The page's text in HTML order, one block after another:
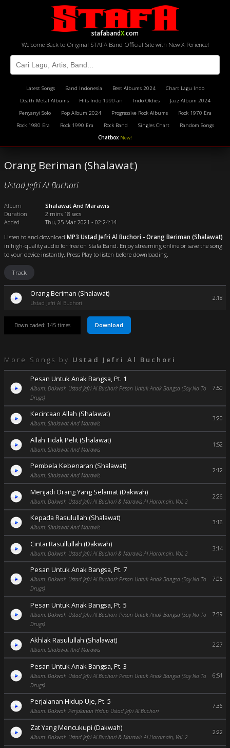
stafabandX.com
Welcome Back to Original STAFA Band Official Site with New X-Perience!
Latest Songs Band Indonesia Best Albums 2024
Chart Lagu Indo
Death Metal Albums
Hits Indo 1990-an Indo Oldies
Jazz Album 2024
Penyanyi Solo
Pop Album 2024 Progressive Rock Albums
Rock 1970 Era
Rock 1980 Era
Rock 1990 Era Rock Band Singles Chart
Random Songs
Chatbox New!
Orang Beriman (Shalawat)
Ustad Jefri Al Buchori
Album
Shalawat And Marawis
Duration
2 mins 18 secs
Added
Thu, 25 Mar 2021 - 02:24:14
Listen to and download MP3 Ustad Jefri Al Buchori - Orang Beriman (Shalawat)
in high-quality audio for free on Stafa Band. Enjoy streaming online or save the song
to your device instantly. Press Play to listen before downloading.
Track
Orang Beriman (Shalawat)
Ustad Jefri Al Buchori
2:18
Downloaded: 145 times Download
More Songs by Ustad Jefri Al Buchori
Pesan Untuk Anak Bangsa, Pt. 1
Album: Dakwah Ustad Jefri Al Buchori: Pesan Untuk Anak Bangsa (Say No To
Drugs)
7:50
Kecintaan Allah (Shalawat)
Album: Shalawat And Marawis
3:20
Allah Tidak Pelit (Shalawat)
Album: Shalawat And Marawis
1:52
Pembela Kebenaran (Shalawat)
Album: Shalawat And Marawis
2:12
Menjadi Orang Yang Selamat (Dakwah)
Album: Dakwah Ustad Jefri Al Buchori & Marawis Al Haromain, Vol. 2
2:26
Kepada Rasulullah (Shalawat)
Album: Shalawat And Marawis
3:16
Cintai Rasullullah (Dakwah)
Album: Dakwah Ustad Jefri Al Buchori & Marawis Al Haromain, Vol. 2
3:14
Pesan Untuk Anak Bangsa, Pt. 7
Album: Dakwah Ustad Jefri Al Buchori: Pesan Untuk Anak Bangsa (Say No To
Drugs)
7:06
Pesan Untuk Anak Bangsa, Pt. 5
Album: Dakwah Ustad Jefri Al Buchori: Pesan Untuk Anak Bangsa (Say No To
Drugs)
7:39
Akhlak Rasulullah (Shalawat)
Album: Shalawat And Marawis
2:27
Pesan Untuk Anak Bangsa, Pt. 3
Album: Dakwah Ustad Jefri Al Buchori: Pesan Untuk Anak Bangsa (Say No To
Drugs)
6:51
Perjalanan Hidup Uje, Pt. 5
Album: Dakwah Perjalanan Hidup Ustad Jefri Al Buchori
7:36
Zat Yang Mencukupi (Dakwah)
Album: Dakwah Ustad Jefri Al Buchori & Marawis Al Haromain, Vol. 2
2:22